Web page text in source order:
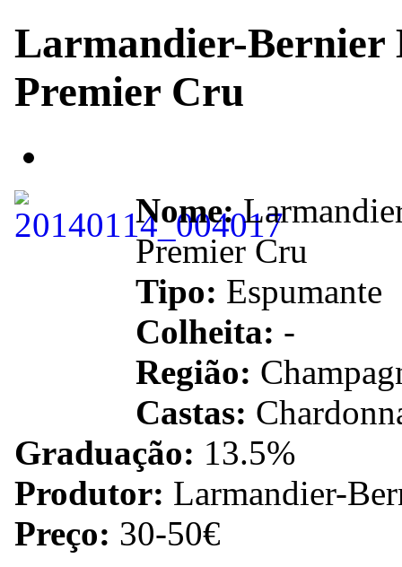
Larmandier-
Premier Cru
Nome:
Premier Cru
Tipo: Espumante
Colheita: -
Região:
Castas:
Graduação: 13.5%
Produtor: Larmandier-
Preço: 30-50€